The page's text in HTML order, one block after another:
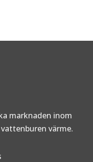
marknaden inom
värme.